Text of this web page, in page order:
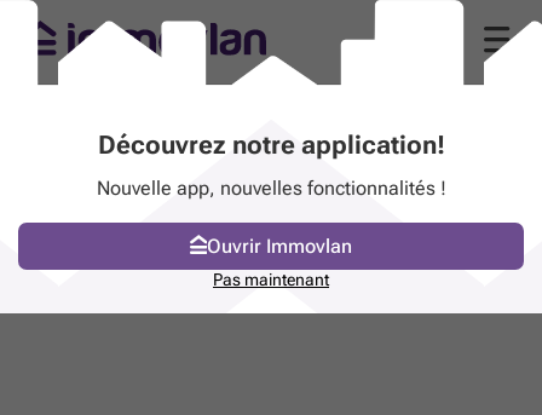
Découvrez notre application!
Nouvelle app, nouvelles fonctionnalités !
Ouvrir Immovlan
Pas maintenant